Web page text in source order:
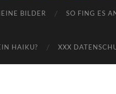
BILDER SO FING ES
HAIKU? XXX